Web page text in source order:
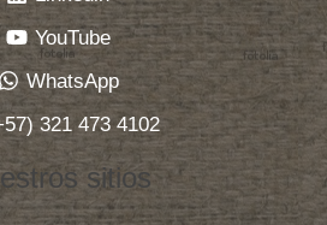
YouTube
WhatsApp
321 473 4102
sitios